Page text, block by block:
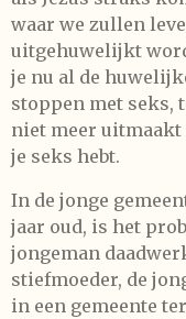
waar we zullen
uitgehuwelijkt
je nu al de
stoppen met seks,
niet meer uitmaakt
je seks hebt.
In de jonge
jaar oud, is het
jongeman
stiefmoeder, de
in een gemeente